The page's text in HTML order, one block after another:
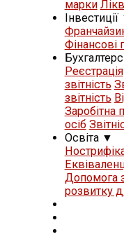
марки
Iнвестиції
Фінансові
Реєстрація
звітність
звітність
Заробітна
осіб
Освіта ▼
Допомога
розвитку